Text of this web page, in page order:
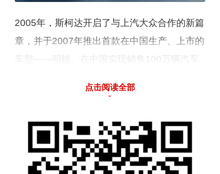
2005年，斯柯达开启了与上汽大众合作的新篇
章，并于2007年推出首款在中国生产、上市的
车型——明锐。在中国实现销售100万辆汽车
二个百万辆汽车的销售，仅用了三年半时间。
的交付，品牌再次刷新了在华百万辆汽车的达
成速度。如今，斯柯达产品矩阵已实现了对入
门级、主流市场，到中高级轿车、SUV的全覆
点击阅读全部